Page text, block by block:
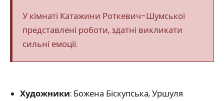
У кімнаті Катажини Роткевич-Шумської
представлені роботи, здатні викликати
сильні емоції.
Художники: Божена Біскупська, Уршуля